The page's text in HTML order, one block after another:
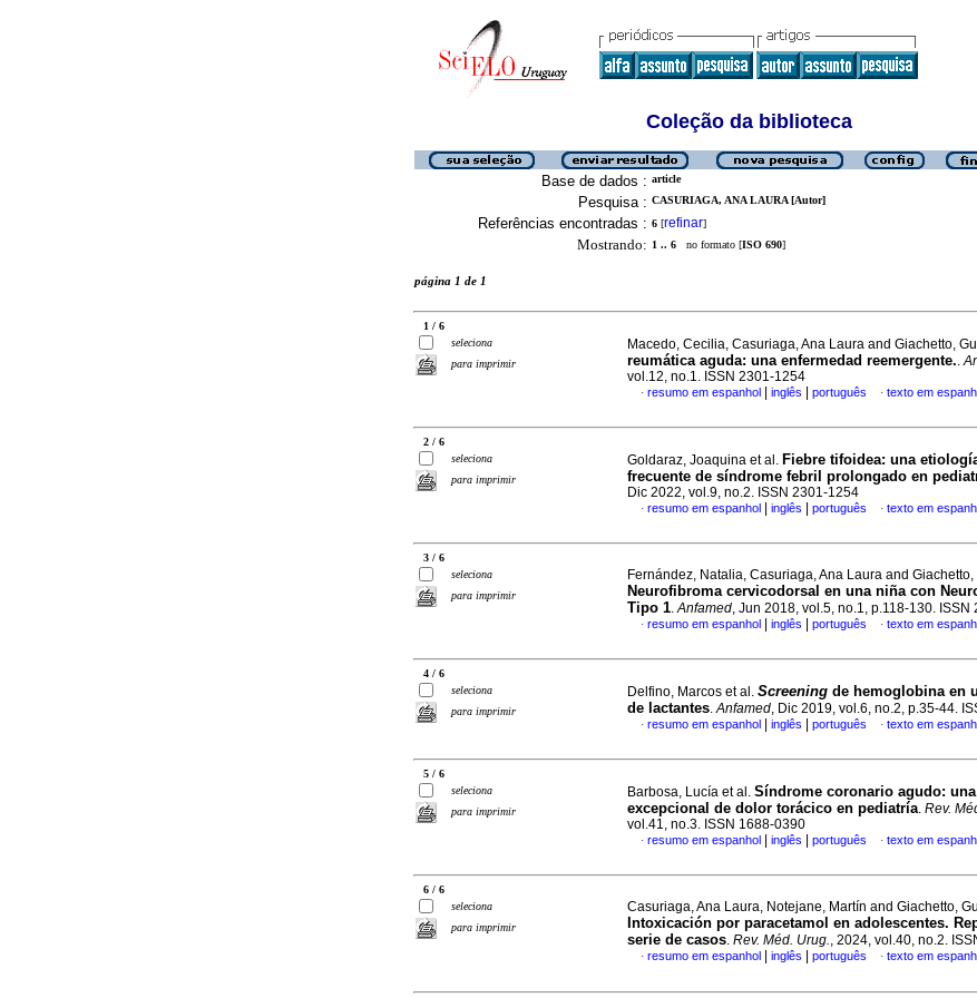
Coleção da biblioteca
Base de dados : article
Pesquisa : CASURIAGA, ANA LAURA [Autor]
Referências encontradas : 6 [refinar]
Mostrando: 1 .. 6 no formato [ISO 690]
página 1 de 1
1 / 6
seleciona
para imprimir
Macedo, Cecilia, Casuriaga, Ana Laura and Giachetto,
reumática aguda: una enfermedad reemergente..
vol.12, no.1. ISSN 2301-1254
· resumo em espanhol inglês português · texto em
2 / 6
seleciona
para imprimir
Goldaraz, Joaquina et al. Fiebre tifoidea: una
frecuente de síndrome febril prolongado en
Dic 2022, vol.9, no.2. ISSN 2301-1254
· resumo em espanhol inglês português · texto em
3 / 6
seleciona
para imprimir
Fernández, Natalia, Casuriaga, Ana Laura and Giachetto,
Neurofibroma cervicodorsal en una niña con
Tipo 1.Anfamed, Jun 2018, vol.5, no.1, p.118-130. ISSN
· resumo em espanhol inglês português · texto em
4 / 6
seleciona
para imprimir
Delfino, Marcos et al. Screening de hemoglobina en
de lactantes.Anfamed, Dic 2019, vol.6, no.2, p.35-44.
· resumo em espanhol inglês português · texto em
5 / 6
seleciona
para imprimir
Barbosa, Lucía et al. Síndrome coronario agudo:
excepcional de dolor torácico en pediatría. Rev.
vol.41, no.3. ISSN 1688-0390
· resumo em espanhol inglês português · texto em
6 / 6
seleciona
para imprimir
Casuriaga, Ana Laura, Notejane, Martín and Giachetto,
Intoxicación por paracetamol en adolescentes.
serie de casos. Rev. Méd. Urug., 2024, vol.40, no.2.
· resumo em espanhol inglês português · texto em